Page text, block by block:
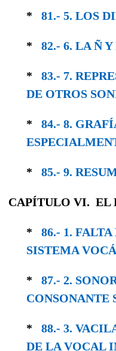
* 81.- 5. LOS
* 82.- 6. LA Ñ
* 83.- 7.
DE OTROS
* 84.- 8.
* 85.- 9.
CAPÍTULO VI. EL
* 86.- 1.
SISTEMA
* 87.- 2.
CONSONANTE
* 88.- 3.
DE LA VOCAL